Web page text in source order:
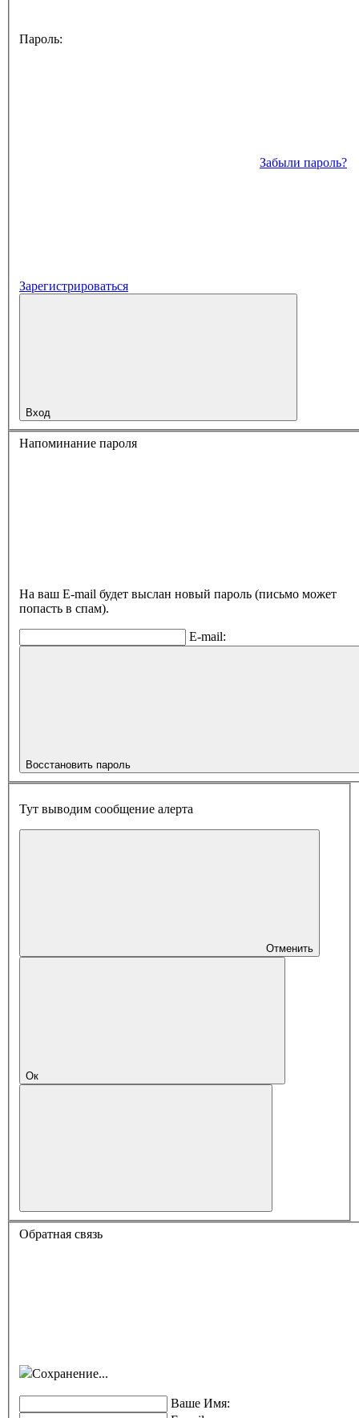
Пароль:
Забыли пароль?
Зарегистрироваться
Вход
Напоминание пароля
На ваш E-mail будет выслан новый пароль (письмо может
попасть в спам).
E-mail:
Восстановить пароль
Тут выводим сообщение алерта
Отменить
Ок
Обратная связь
Сохранение...
Ваше Имя: